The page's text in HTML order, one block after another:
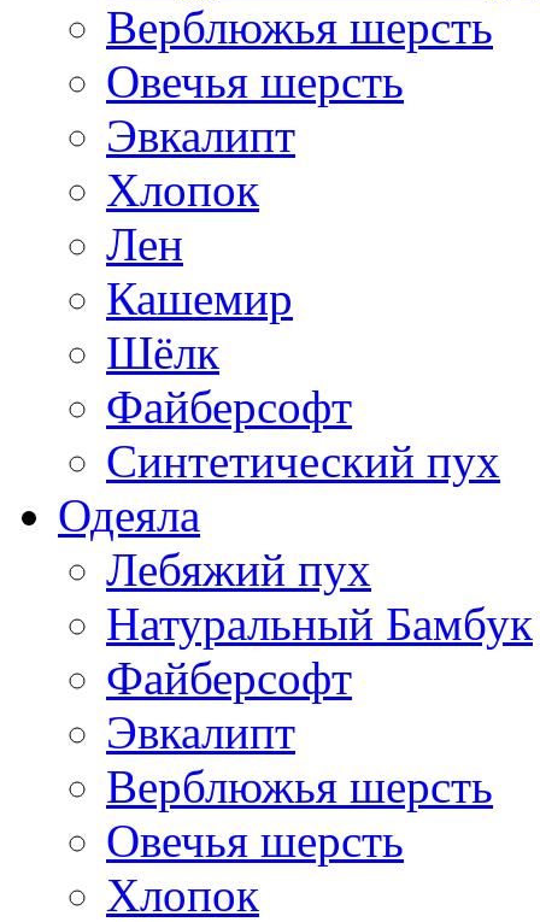
Верблюжья шерсть
Овечья шерсть
Эвкалипт
Хлопок
Лен
Кашемир
Шёлк
Файберсофт
Синтетический пух
Одеяла
Лебяжий пух
Натуральный Бамбук
Файберсофт
Эвкалипт
Верблюжья шерсть
Овечья шерсть
Хлопок